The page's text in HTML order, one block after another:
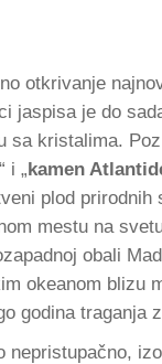
otkrivanje
jaspisa je do
sa kristalima.
“ i „kamen
plod prirodnih
mestu na
obali
okeanom blizu
godina traganja
nepristupačno,